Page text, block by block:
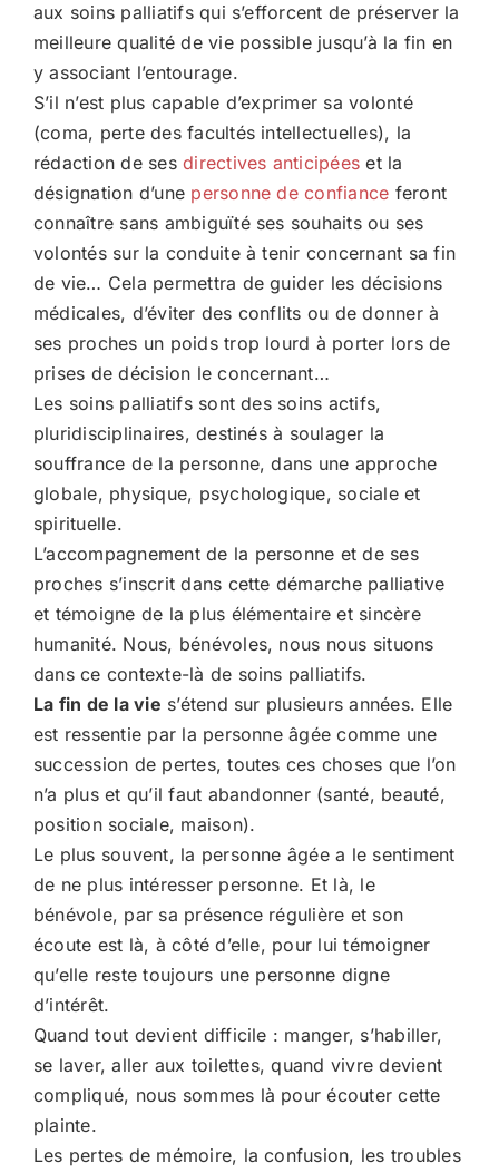
aux soins palliatifs qui s’efforcent de préserver la
meilleure qualité de vie possible jusqu’à la fin en
y associant l’entourage.
S’il n’est plus capable d’exprimer sa volonté
(coma, perte des facultés intellectuelles), la
rédaction de sesdirectives anticipées et la
désignation d’une personne de confiance feront
connaître sans ambiguïté ses souhaits ou ses
volontés sur la conduite à tenir concernant sa fin
de vie… Cela permettra de guider les décisions
médicales, d’éviter des conflits ou de donner à
ses proches un poids trop lourd à porter lors de
prises de décision le concernant…
Les soins palliatifs sont des soins actifs,
pluridisciplinaires, destinés à soulager la
souffrance de la personne, dans une approche
globale, physique, psychologique, sociale et
spirituelle.
L’accompagnement de la personne et de ses
proches s’inscrit dans cette démarche palliative
et témoigne de la plus élémentaire et sincère
humanité. Nous, bénévoles, nous nous situons
dans ce contexte-là de soins palliatifs.
La fin de la vie s’étend sur plusieurs années. Elle
est ressentie par la personne âgée comme une
succession de pertes, toutes ces choses que l’on
n’a plus et qu’il faut abandonner (santé, beauté,
position sociale, maison).
Le plus souvent, la personne âgée a le sentiment
de ne plus intéresser personne. Et là, le
bénévole, par sa présence régulière et son
écoute est là, à côté d’elle, pour lui témoigner
qu’elle reste toujours une personne digne
d’intérêt.
Quand tout devient difficile : manger, s’habiller,
se laver, aller aux toilettes, quand vivre devient
compliqué, nous sommes là pour écouter cette
plainte.
Les pertes de mémoire, la confusion, les troubles